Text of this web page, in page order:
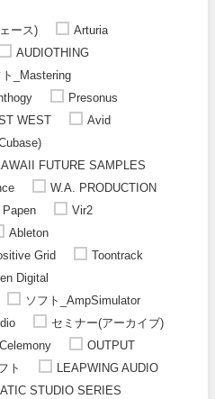
ース)
Arturia
AUDIOTHING
ト_Mastering
Presonus
WEST
Avid
FUTURE SAMPLES
W.A. PRODUCTION
Papen
Vir2
Ableton
Grid
Toontrack
Digital
ソフト_AmpSimulator
セミナー(アーカイブ)
Celemony
OUTPUT
ト
LEAPWING AUDIO
STUDIO SERIES